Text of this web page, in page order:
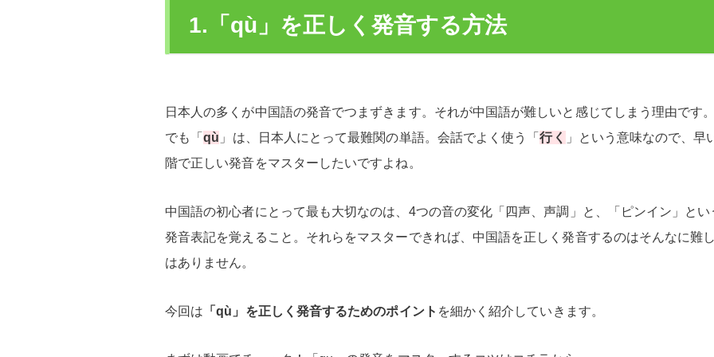
1.「qù」を正しく発音する方法
日本人の多くが中国語の発音でつまずきます。それが中国語が難しいと感じてしまう理由です
でも「qù 」は、日本人にとって最難関の単語。会話でよく使う「行く
」という意味なので、早
階で正しい発音をマスターしたいですよね。
中国語の初心者にとって最も大切なのは、4つの音の変化「四声、声調」と、「ピンイン」とい
発音表記を覚えること。それらをマスターできれば、中国語を正しく発音するのはそんなに難し
はありません。
今回は 「qù」を正しく発音するためのポイント を細かく紹介していきます。